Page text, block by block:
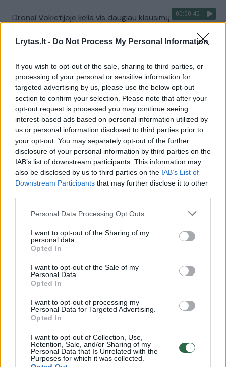
Lrytas.lt - Do Not Process My Personal Information
If you wish to opt-out of the sale, sharing to third parties, or
processing of your personal or sensitive information for
targeted advertising by us, please use the below opt-out
section to confirm your selection. Please note that after your
opt-out request is processed you may continue seeing
interest-based ads based on personal information utilized by
us or personal information disclosed to third parties prior to
your opt-out. You may separately opt-out of the further
disclosure of your personal information by third parties on the
IAB’s list of downstream participants. This information may
also be disclosed by us to third parties on the IAB’s List of
Downstream Participants that may further disclose it to other
Personal Data Processing Opt Outs
I want to opt-out of the Sharing of my
personal data.
Opted In
I want to opt-out of the Sale of my
Personal Data.
Opted In
I want to opt-out of processing my
Personal Data for Targeted Advertising.
Opted In
I want to opt-out of Collection, Use,
Retention, Sale, and/or Sharing of my
Personal Data that Is Unrelated with the
Purposes for which it was collected.
00:00:40
Dronai Vokietijoje kelia vis daugiau klausimų: du
Žinios | Pasaulis
Visi įrašai
Žiūrimiausi įrašai
00:00:30
Vaizdai iš tragiškos avarijos Vilniaus r.: dviejų moterų ir
vaiko gyvybių išgelbėti nepavyko
Savaitės vidurys nusimato karštas: temperatūra kils iki
32 laipsnių šilumos
Ukrainos politikoje: jis yra neteisus
Laidos | Nauja diena
00:05:25
K. Prunskienės brolis prisiminė jaudinančią akimirką